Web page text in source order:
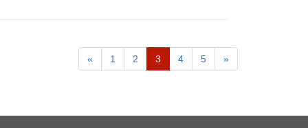
« 1 2 3 4 5 »